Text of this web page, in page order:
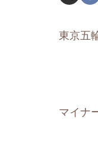
東京五
マイナ